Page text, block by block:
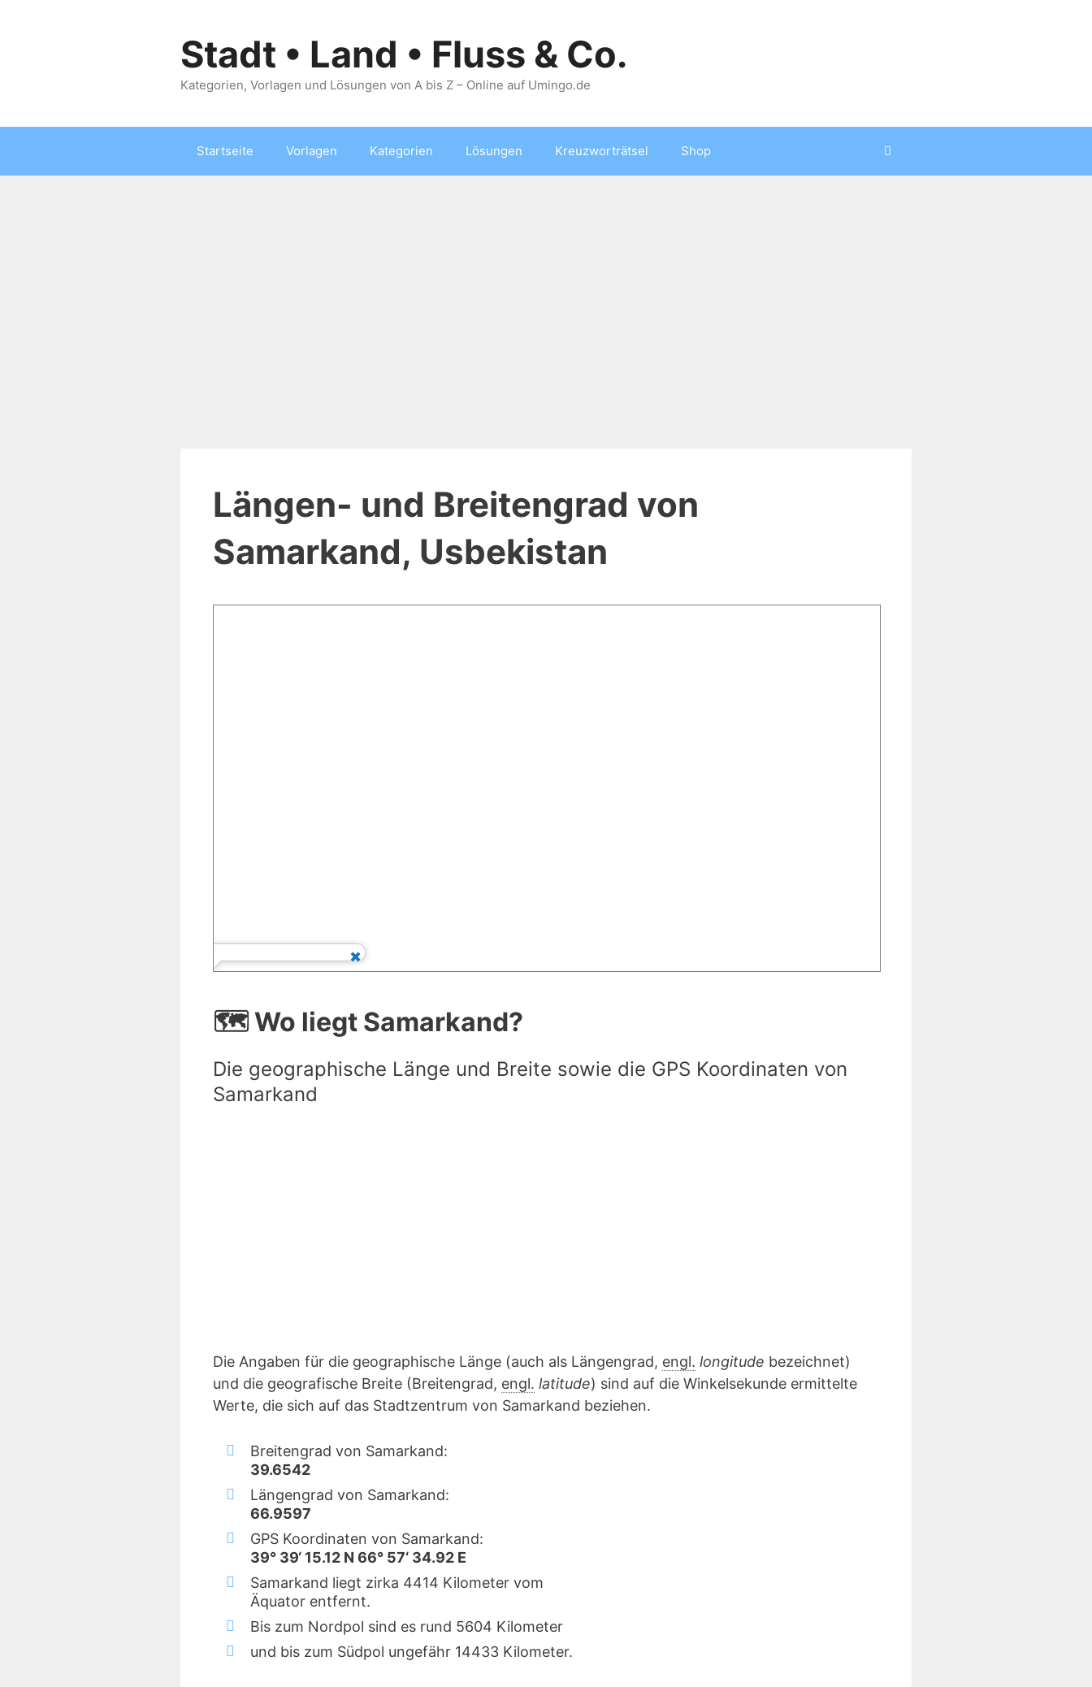
Stadt • Land • Fluss & Co.
Kategorien, Vorlagen und Lösungen von A bis Z – Online auf Umingo.de
Startseite Vorlagen Kategorien Lösungen Kreuzworträtsel Shop
Längen- und Breitengrad von
Samarkand, Usbekistan
🗺️ Wo liegt Samarkand?
Die geographische Länge und Breite sowie die GPS Koordinaten von
Samarkand
Die Angaben für die geographische Länge (auch als Längengrad, engl. longitude bezeichnet)
und die geografische Breite (Breitengrad, engl. latitude) sind auf die Winkelsekunde ermittelte
Werte, die sich auf das Stadtzentrum von Samarkand beziehen.
Breitengrad von Samarkand:
39.6542
Längengrad von Samarkand:
66.9597
GPS Koordinaten von Samarkand:
39° 39‘ 15.12 N 66° 57‘ 34.92 E
Samarkand liegt zirka 4414 Kilometer vom
Äquator entfernt.
Bis zum Nordpol sind es rund 5604 Kilometer
und bis zum Südpol ungefähr 14433 Kilometer.